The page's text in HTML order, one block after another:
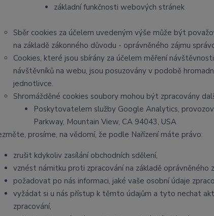
základní funkčnosti webových stránek
Sběr cookies za účelem uvedeným výše může být
na základě zákonného důvodu - oprávněného zájmu
Cookies, které jsou sbírány za účelem měření
návštěvníků na webu, jsou posuzovány v podobě
jednotlivce.
Shromážděné cookies soubory mohou být zpracovány
Poskytovatelem služby Google Analytics,
Parkway, Mountain View, CA 94043, USA
prosíme, na vědomí, že podle Nařízení máte právo:
zrušit kdykoliv zasílání obchodních sdělení,
vznést námitku proti zpracování na základě oprávněného
požadovat po nás informaci, jaké vaše osobní údaje
vyžádat si u nás přístup k těmto údajům a tyto nechat
zpracování,